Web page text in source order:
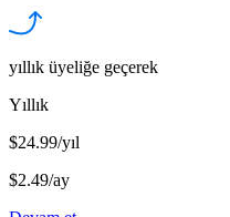
yıllık üyeliğe geçerek
Yıllık
$24.99/yıl
$2.49/ay